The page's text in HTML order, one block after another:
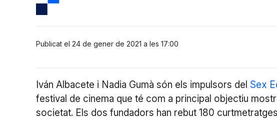
Publicat el 24 de gener de 2021 a les 17:00
Iván Albacete i Nadia Gumà són els impulsors del Sex
festival de cinema que té com a principal objectiu
societat. Els dos fundadors han rebut 180